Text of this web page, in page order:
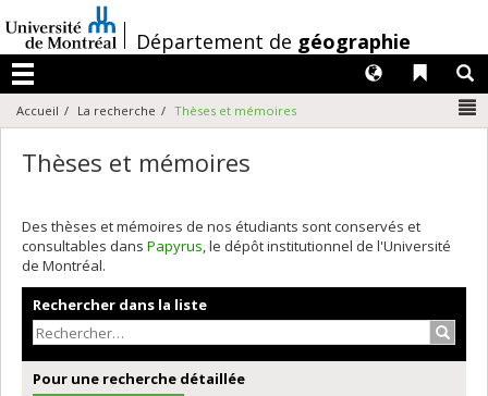
au
contenu
/Département de géographie
Menu
Liens
Langues
Accueil La recherche Thèses et mémoires
Thèses et mémoires
Des thèses et mémoires de nos étudiants sont conservés et
consultables dans Papyrus, le dépôt institutionnel de l'Université
de Montréal.
Rechercher dans la liste
Pour une recherche détaillée